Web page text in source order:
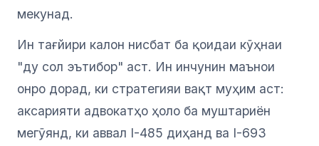
мекунад.
Ин тағйири калон нисбат ба қоидаи кӯҳнаи
"ду сол эътибор" аст. Ин инчунин маънои
онро дорад, ки стратегияи вақт муҳим аст:
аксарияти адвокатҳо ҳоло ба муштариён
мегӯянд, ки аввал I-485 диҳанд ва I-693